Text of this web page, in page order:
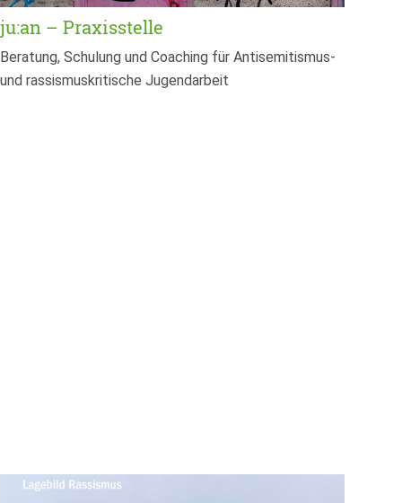
ju:an – Praxisstelle
Beratung, Schulung und Coaching für Antisemitismus-
und rassismuskritische Jugendarbeit